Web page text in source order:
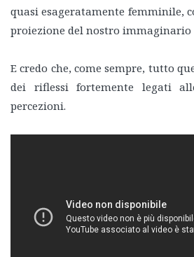
quasi esageratamente femminile,
proiezione del nostro immaginario
E credo che, come sempre, tutto
dei riflessi fortemente legati
percezioni.